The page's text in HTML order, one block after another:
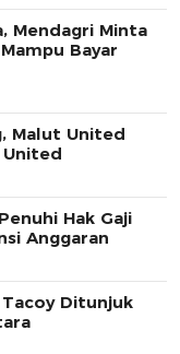
Mendagri Minta
Bayar
Malut United
United
Hak Gaji
Anggaran
Ditunjuk